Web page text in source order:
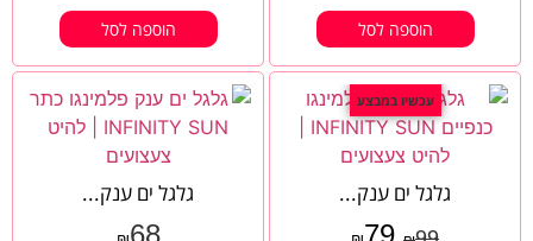
הוספה לסל הוספה לסל
עכשיו במבצע
גלגל ים ענק...
79
גלגל ים ענק...
68